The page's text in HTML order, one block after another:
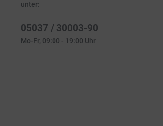
unter:
05037 / 30003-90
Mo-Fr, 09:00 - 19:00 Uhr